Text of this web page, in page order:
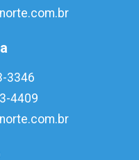
3346
4409